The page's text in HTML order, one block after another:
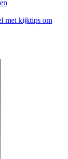
met kijktips om